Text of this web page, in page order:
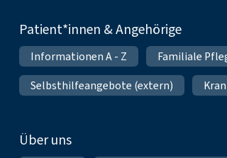
Patient*innen & Angehörige
Informationen A - Z Familiale
Selbsthilfeangebote (extern)
Über uns